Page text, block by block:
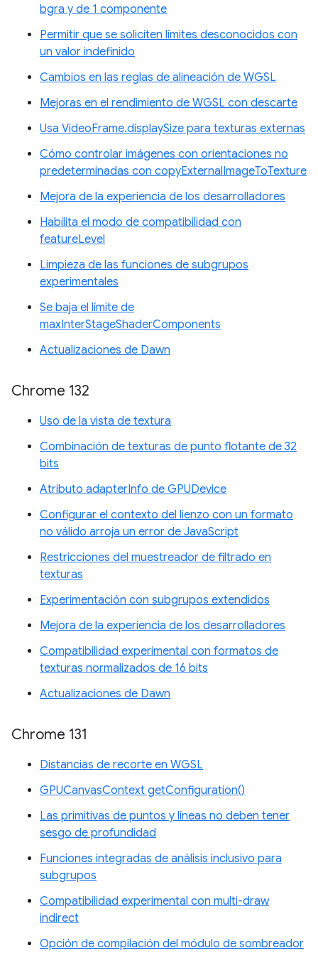
bgra y de 1 componente
Permitir que se soliciten límites desconocidos con
un valor indefinido
Cambios en las reglas de alineación de WGSL
Mejoras en el rendimiento de WGSL con descarte
Usa VideoFrame.displaySize para texturas externas
Cómo controlar imágenes con orientaciones no
predeterminadas con copyExternalImageToTexture
Mejora de la experiencia de los desarrolladores
Habilita el modo de compatibilidad con
featureLevel
Limpieza de las funciones de subgrupos
experimentales
Se baja el límite de
maxInterStageShaderComponents
Actualizaciones de Dawn
Chrome 132
Uso de la vista de textura
Combinación de texturas de punto flotante de 32
bits
Atributo adapterInfo de GPUDevice
Configurar el contexto del lienzo con un formato
no válido arroja un error de JavaScript
Restricciones del muestreador de filtrado en
texturas
Experimentación con subgrupos extendidos
Mejora de la experiencia de los desarrolladores
Compatibilidad experimental con formatos de
texturas normalizados de 16 bits
Actualizaciones de Dawn
Chrome 131
Distancias de recorte en WGSL
GPUCanvasContext getConfiguration()
Las primitivas de puntos y líneas no deben tener
sesgo de profundidad
Funciones integradas de análisis inclusivo para
subgrupos
Compatibilidad experimental con multi-draw
indirect
Opción de compilación del módulo de sombreador